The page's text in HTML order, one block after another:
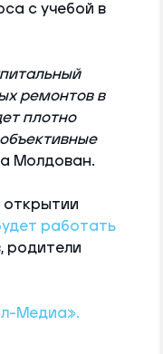
с учебой в
ремонтов в
плотно
Молдован.
открытии
работать
родители
Медиа».